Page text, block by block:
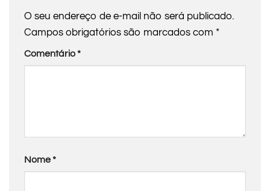
O seu endereço de e-mail não será publicado.
Campos obrigatórios são marcados com *
Comentário*
Nome*